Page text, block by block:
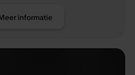
informatie